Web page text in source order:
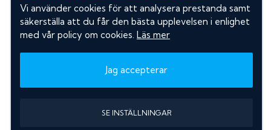
Vi använder cookies för att analysera prestanda samt
säkerställa att du får den bästa upplevelsen i enlighet
med vår policy om cookies. Läs mer
Jag accepterar
SE INSTÄLLNINGAR